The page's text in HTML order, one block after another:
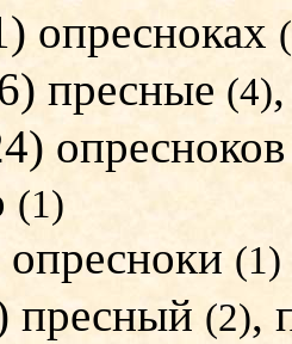
опресноках
пресные (4)
(1)
(1)
пресный (2),